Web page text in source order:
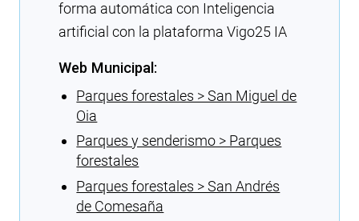
forma automática con Inteligencia
artificial con la plataforma Vigo25 IA
Web Municipal:
Parques forestales > San Miguel de
Oia
Parques y senderismo > Parques
forestales
Parques forestales > San Andrés
de Comesaña